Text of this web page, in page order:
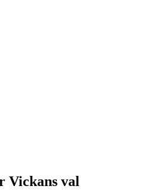
Vickans val